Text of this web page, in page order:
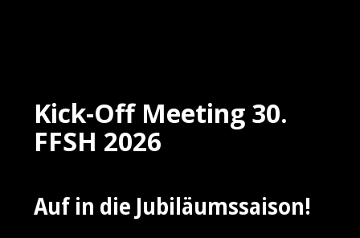
Kick-Off Meeting 30.
FFSH 2026
Auf in die Jubiläumssaison!